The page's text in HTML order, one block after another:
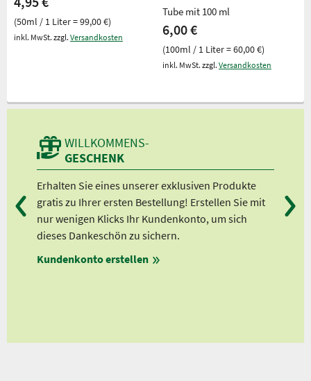
(50ml / 1 Liter = 99,00 €)
inkl. MwSt. zzgl. Versandkosten
Tube mit 100 ml
6,00 €
(100ml / 1 Liter = 60,00 €)
inkl. MwSt. zzgl. Versandkosten
WILLKOMMENS-
GESCHENK
Erhalten Sie eines unserer exklusiven Produkte
gratis zu Ihrer ersten Bestellung! Erstellen Sie mit
nur wenigen Klicks Ihr Kundenkonto, um sich
dieses Dankeschön zu sichern.
Kundenkonto erstellen
Ab